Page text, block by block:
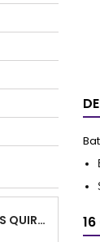
MASCARILLAS QUIRÚRGICAS PACK 50PCS